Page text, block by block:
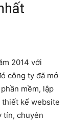
2014 với
công ty đã mở
mềm, lập
kế website
tín, chuyên